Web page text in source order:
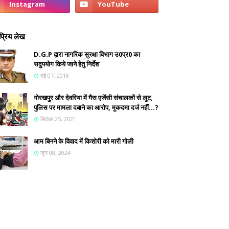
लेख
D.G.P द्वारा नागरिक सुरक्षा विभाग उ0प्र0 का
सदुपयोग किये जाने हेतु निर्देश
मई 07, 2018
गोरखपुर और देवरिया में गैस एजेंसी संचालकों से लूट,
पुलिस पर मामला दबाने का आरोप, मुकदमा दर्ज नहीं...?
सितंबर 25, 2021
आम बिनने के विवाद में किशोरी को मारी गोली
जून 08, 2024